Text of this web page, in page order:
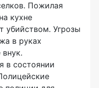
Пожилая
кухне
убийством. Угрозы
в руках
в состоянии